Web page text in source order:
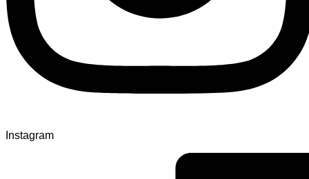
Instagram